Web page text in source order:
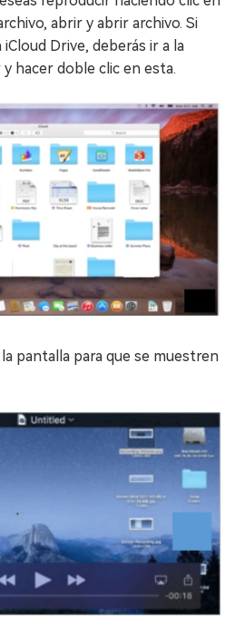
abrir y abrir archivo. Si
Drive, deberás ir a la
hacer doble clic en esta.
pantalla para que se muestren